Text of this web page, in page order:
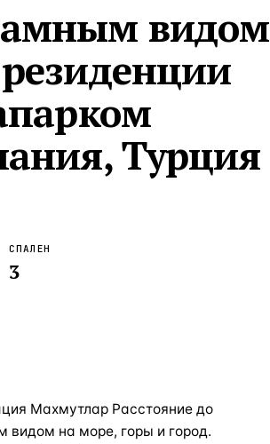
видом
Турция
СПАЛЕН
3
Махмутлар Расстояние до
видом на море, горы и город.